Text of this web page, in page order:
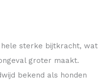
sterke bijtkracht, wat
groter maakt.
bekend als honden